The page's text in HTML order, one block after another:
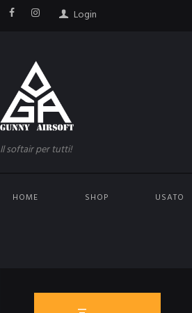
Login
Il softair per tutti!
HOME SHOP USATO